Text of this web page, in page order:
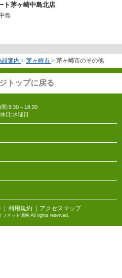
ト茅ヶ崎中島北店
島
設案内 > 茅ヶ崎市 > 茅ヶ崎市のその他
トップに戻る
間:9:30～18:30
日:水曜日
｜ 利用規約 ｜アクセスマップ
フネット湘南 All rights reserved.